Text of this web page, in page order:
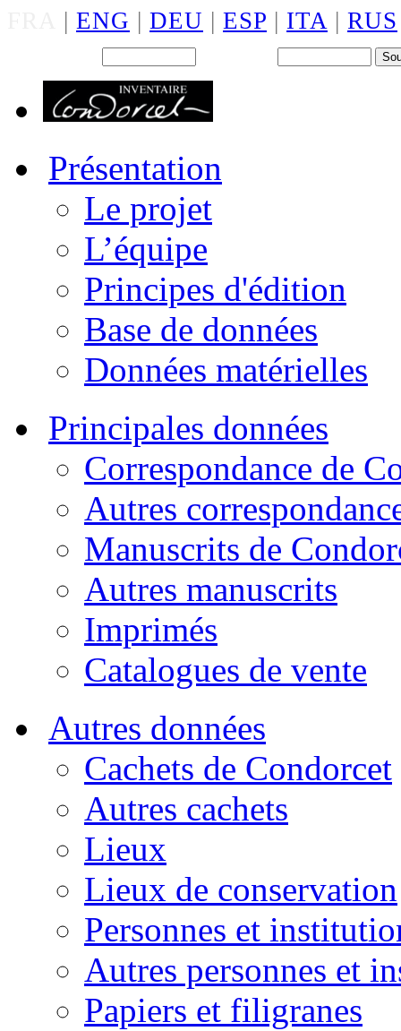
| ENG | DEU | ESP | ITA | RUS
Présentation
Le projet
L’équipe
Principes d'édition
Base de données
Données matérielles
Principales données
Correspondance de
Autres
Manuscrits de
Autres manuscrits
Imprimés
Catalogues de vente
Autres données
Cachets de Condorcet
Autres cachets
Lieux
Lieux de conservation
Personnes et
Autres personnes et
Papiers et filigranes